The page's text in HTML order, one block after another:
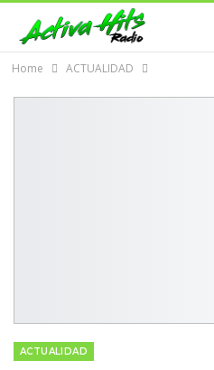
Home ACTUALIDAD
ACTUALIDAD